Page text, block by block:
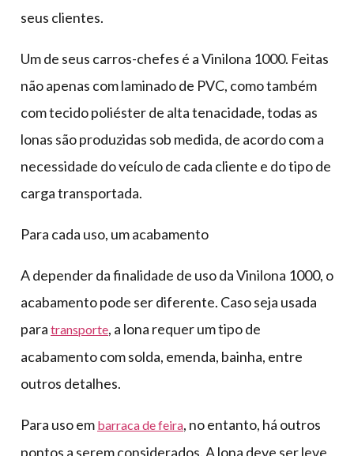
seus clientes.
Um de seus carros-chefes é a Vinilona 1000. Feitas
não apenas com laminado de PVC, como também
com tecido poliéster de alta tenacidade, todas as
lonas são produzidas sob medida, de acordo com a
necessidade do veículo de cada cliente e do tipo de
carga transportada.
Para cada uso, um acabamento
A depender da finalidade de uso da Vinilona 1000, o
acabamento pode ser diferente. Caso seja usada
para transporte, a lona requer um tipo de
acabamento com solda, emenda, bainha, entre
outros detalhes.
Para uso em barraca de feira, no entanto, há outros
pontos a serem considerados. A lona deve ser leve,